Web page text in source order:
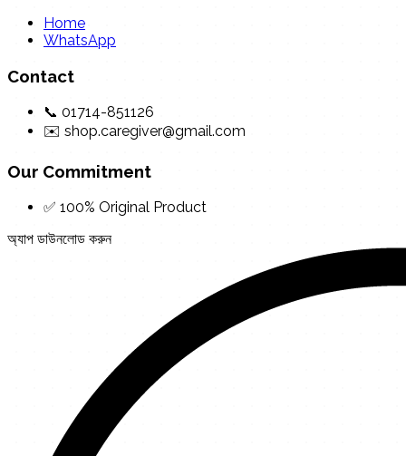
Home
WhatsApp
Contact
📞 01714-851126
✉️ shop.caregiver@gmail.com
Our Commitment
✅ 100% Original Product
অ্যাপ ডাউনলোড করুন